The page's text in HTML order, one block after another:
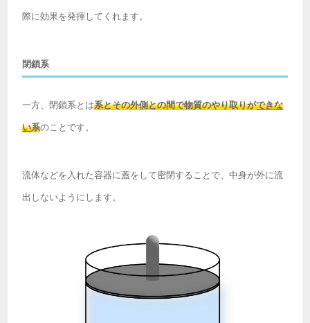
際に効果を発揮してくれます。
閉鎖系
一方、閉鎖系とは系とその外側との間で物質のやり取りができな
い系のことです。
流体などを入れた容器に蓋をして密閉することで、中身が外に流
出しないようにします。